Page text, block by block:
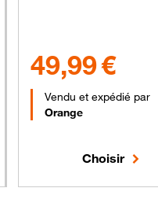
49,99 €
Vendu et expédié par
Orange
Choisir